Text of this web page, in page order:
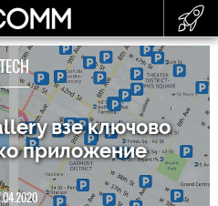
взе ключово
приложение